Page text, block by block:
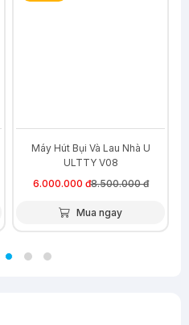
Máy Hút Bụi Và Lau Nhà U
ULTTY V08
6.000.000 đ8.500.000 đ
Mua ngay